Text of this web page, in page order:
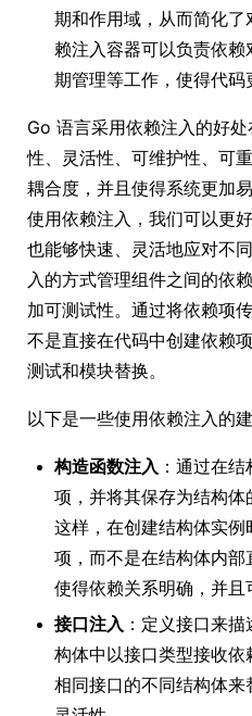
期和作用域，从而简化
赖注入容器可以负责依
期管理等工作，使得代码
Go 语言采用依赖注入的好
性、灵活性、可维护性、可
耦合度，并且使得系统更加
使用依赖注入，我们可以更
也能够快速、灵活地应对不
入的方式管理组件之间的依
加可测试性。通过将依赖项
不是直接在代码中创建依赖
测试和模块替换。
以下是一些使用依赖注入的建
构造函数注入 ：通过在
项，并将其保存为结构体
这样，在创建结构体实
项，而不是在结构体内
使得依赖关系明确，并且
接口注入 ：定义接口来
构体中以接口类型接收
相同接口的不同结构体